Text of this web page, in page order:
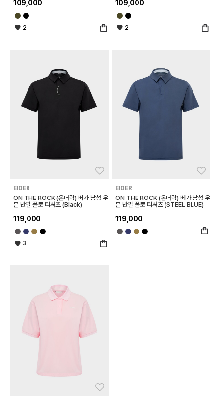
109,000
2
109,000
2
EIDER
ON THE ROCK (온더락) 베가 남성 우
븐 반팔 폴로 티셔츠 (Black)
119,000
3
EIDER
ON THE ROCK (온더락) 베가 남성 우
븐 반팔 폴로 티셔츠 (STEEL BLUE)
119,000